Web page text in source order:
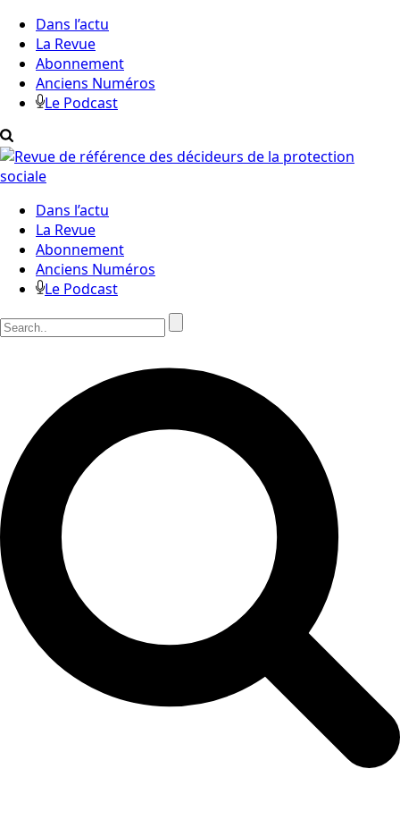
Dans l’actu
La Revue
Abonnement
Anciens Numéros
Le Podcast
Dans l’actu
La Revue
Abonnement
Anciens Numéros
Le Podcast